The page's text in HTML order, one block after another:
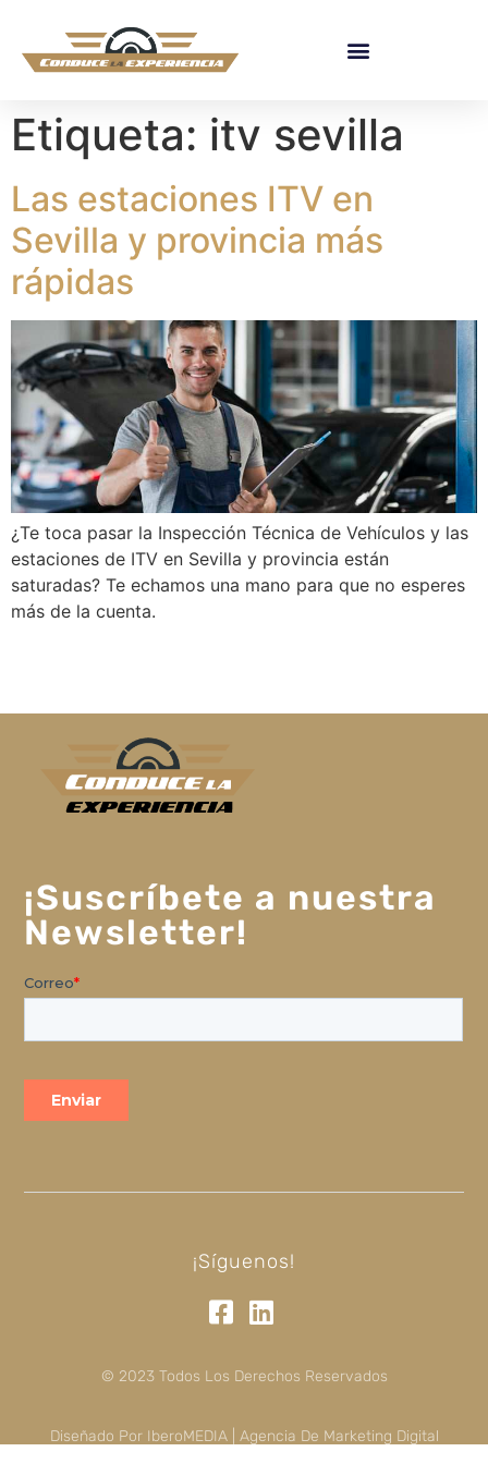
Etiqueta: itv sevilla
Las estaciones ITV en
Sevilla y provincia más
rápidas
¿Te toca pasar la Inspección Técnica de Vehículos y las
estaciones de ITV en Sevilla y provincia están
saturadas? Te echamos una mano para que no esperes
más de la cuenta.
¡Suscríbete a nuestra
Newsletter!
¡Síguenos!
© 2023 Todos Los Derechos Reservados
Diseñado Por IberoMEDIA | Agencia De Marketing Digital